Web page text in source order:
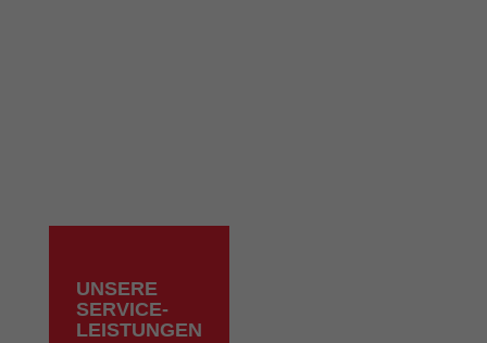
UNSERE
SERVICE-
LEISTUNGEN